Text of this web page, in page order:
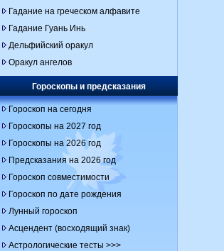
Гадание на греческом алфавите
Гадание Гуань Инь
Дельфийский оракул
Оракул ангелов
Гороскопы и предсказания
Гороскоп на сегодня
Гороскопы на 2027 год
Гороскопы на 2026 год
Предсказания на 2026 год
Гороскоп совместимости
Гороскоп по дате рождения
Лунный гороскоп
Асцендент (восходящий знак)
Астрологические тесты >>>